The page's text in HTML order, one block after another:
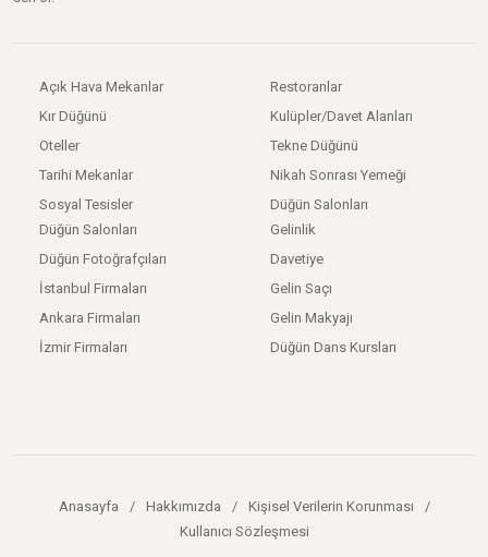
Açık Hava Mekanlar
Kır Düğünü
Oteller
Tarihi Mekanlar
Sosyal Tesisler
Restoranlar
Kulüpler/Davet Alanları
Tekne Düğünü
Nikah Sonrası Yemeği
Düğün Salonları
Düğün Salonları
Düğün Fotoğrafçıları
İstanbul Firmaları
Ankara Firmaları
İzmir Firmaları
Gelinlik
Davetiye
Gelin Saçı
Gelin Makyajı
Düğün Dans Kursları
Anasayfa / Hakkımızda / Kişisel Verilerin Korunması
/
Kullanıcı Sözleşmesi